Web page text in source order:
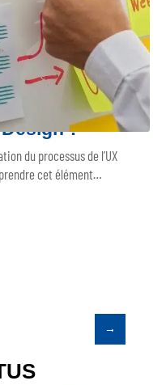
?
du processus de l’UX
cet élément…